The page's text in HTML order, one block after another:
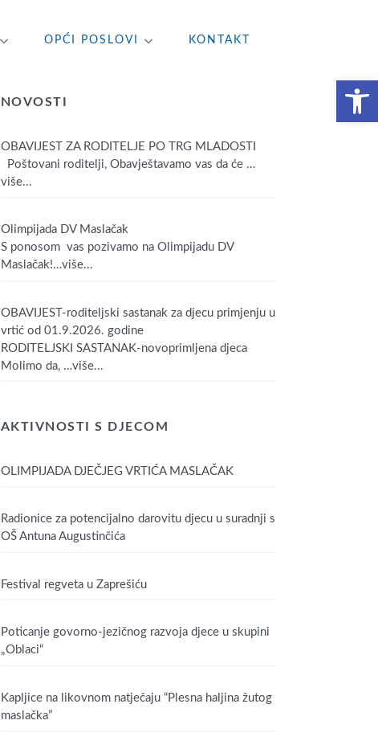
Open toolbar
OPĆI POSLOVI KONTAKT
NOVOSTI
OBAVIJEST ZA RODITELJE PO TRG MLADOSTI
Poštovani roditelji, Obavještavamo vas da će …
više...
Olimpijada DV Maslačak
S ponosom vas pozivamo na Olimpijadu DV
Maslačak!…više...
OBAVIJEST-roditeljski sastanak za djecu primjenju u
vrtić od 01.9.2026. godine
RODITELJSKI SASTANAK-novoprimljena djeca
Molimo da, …više...
AKTIVNOSTI S DJECOM
OLIMPIJADA DJEČJEG VRTIĆA MASLAČAK
Radionice za potencijalno darovitu djecu u suradnji s
OŠ Antuna Augustinčića
Festival regveta u Zaprešiću
Poticanje govorno-jezičnog razvoja djece u skupini
„Oblaci“
Kapljice na likovnom natječaju “Plesna haljina žutog
maslačka”